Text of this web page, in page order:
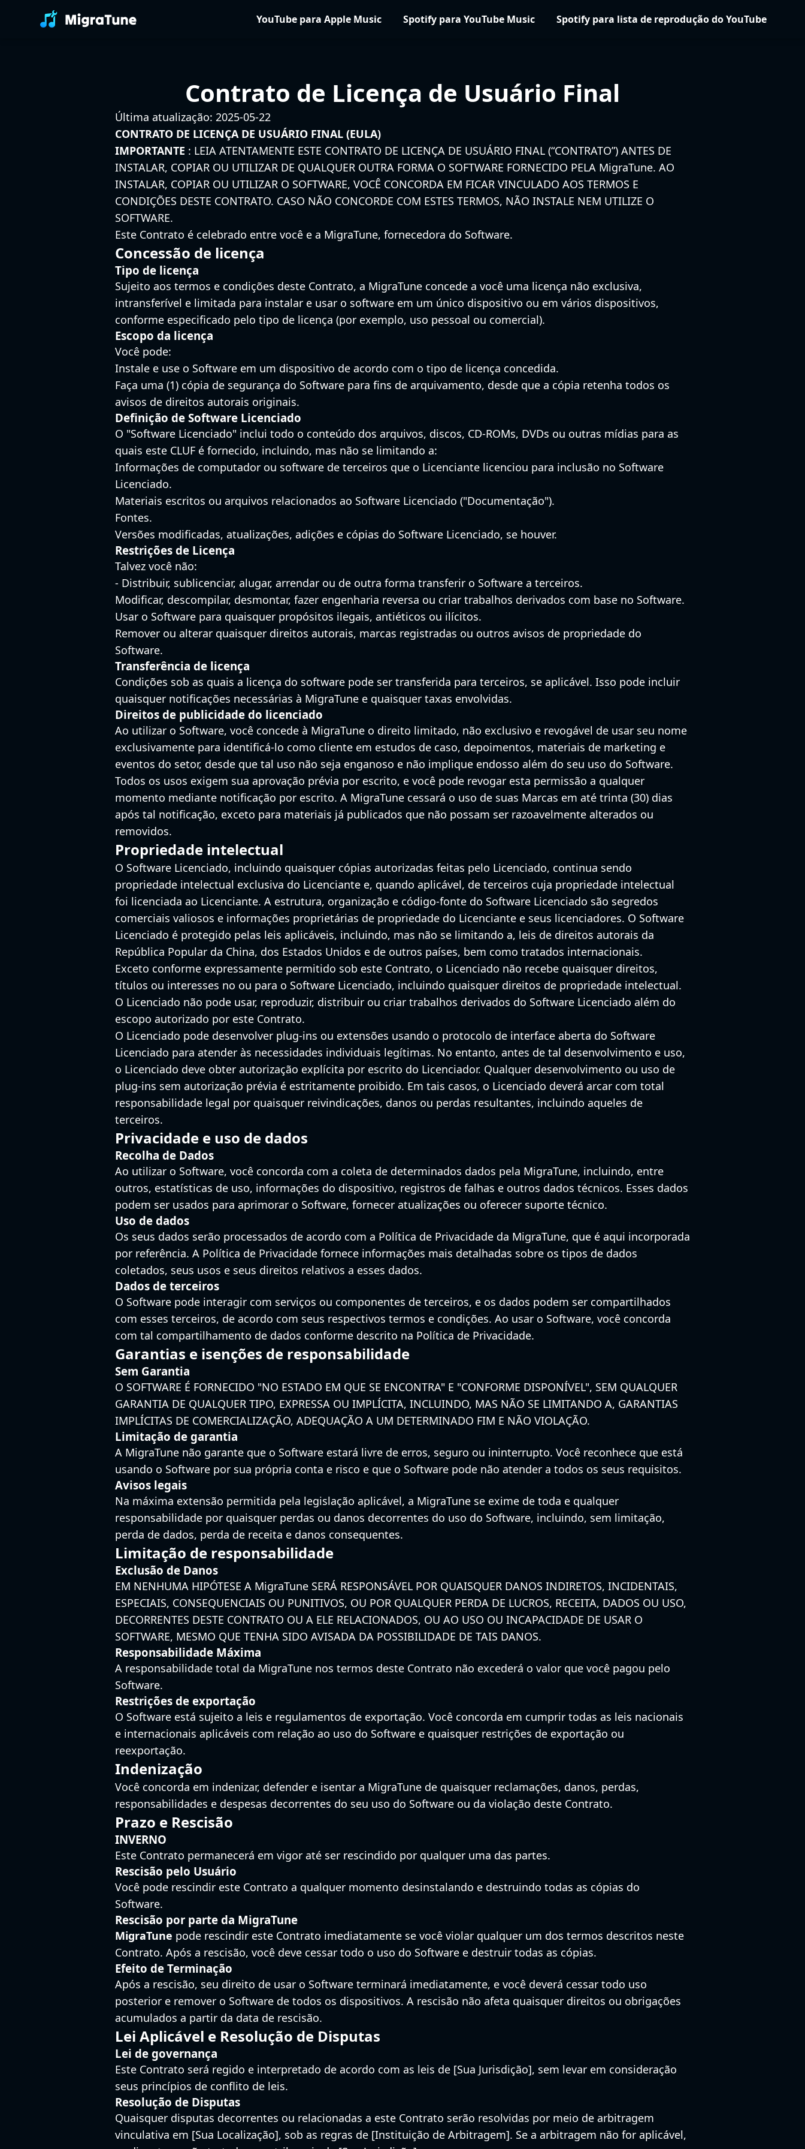
YouTube para Apple Music Spotify para YouTube Music Spotify para lista de reprodução do YouTube
Contrato de Licença de Usuário Final
Última atualização: 2025-05-22
CONTRATO DE LICENÇA DE USUÁRIO FINAL (EULA)
IMPORTANTE : LEIA ATENTAMENTE ESTE CONTRATO DE LICENÇA DE USUÁRIO FINAL (“CONTRATO”) ANTES DE
INSTALAR, COPIAR OU UTILIZAR DE QUALQUER OUTRA FORMA O SOFTWARE FORNECIDO PELA MigraTune. AO
INSTALAR, COPIAR OU UTILIZAR O SOFTWARE, VOCÊ CONCORDA EM FICAR VINCULADO AOS TERMOS E
CONDIÇÕES DESTE CONTRATO. CASO NÃO CONCORDE COM ESTES TERMOS, NÃO INSTALE NEM UTILIZE O
SOFTWARE.
Este Contrato é celebrado entre você e a MigraTune, fornecedora do Software.
Concessão de licença
Tipo de licença
Sujeito aos termos e condições deste Contrato, a MigraTune concede a você uma licença não exclusiva,
intransferível e limitada para instalar e usar o software em um único dispositivo ou em vários dispositivos,
conforme especificado pelo tipo de licença (por exemplo, uso pessoal ou comercial).
Escopo da licença
Você pode:
Instale e use o Software em um dispositivo de acordo com o tipo de licença concedida.
Faça uma (1) cópia de segurança do Software para fins de arquivamento, desde que a cópia retenha todos os
avisos de direitos autorais originais.
Definição de Software Licenciado
O "Software Licenciado" inclui todo o conteúdo dos arquivos, discos, CD-ROMs, DVDs ou outras mídias para as
quais este CLUF é fornecido, incluindo, mas não se limitando a:
Informações de computador ou software de terceiros que o Licenciante licenciou para inclusão no Software
Licenciado.
Materiais escritos ou arquivos relacionados ao Software Licenciado ("Documentação").
Fontes.
Versões modificadas, atualizações, adições e cópias do Software Licenciado, se houver.
Restrições de Licença
Talvez você não:
- Distribuir, sublicenciar, alugar, arrendar ou de outra forma transferir o Software a terceiros.
Modificar, descompilar, desmontar, fazer engenharia reversa ou criar trabalhos derivados com base no Software.
Usar o Software para quaisquer propósitos ilegais, antiéticos ou ilícitos.
Remover ou alterar quaisquer direitos autorais, marcas registradas ou outros avisos de propriedade do
Software.
Transferência de licença
Condições sob as quais a licença do software pode ser transferida para terceiros, se aplicável. Isso pode incluir
quaisquer notificações necessárias à MigraTune e quaisquer taxas envolvidas.
Direitos de publicidade do licenciado
Ao utilizar o Software, você concede à MigraTune o direito limitado, não exclusivo e revogável de usar seu nome
exclusivamente para identificá-lo como cliente em estudos de caso, depoimentos, materiais de marketing e
eventos do setor, desde que tal uso não seja enganoso e não implique endosso além do seu uso do Software.
Todos os usos exigem sua aprovação prévia por escrito, e você pode revogar esta permissão a qualquer
momento mediante notificação por escrito. A MigraTune cessará o uso de suas Marcas em até trinta (30) dias
após tal notificação, exceto para materiais já publicados que não possam ser razoavelmente alterados ou
removidos.
Propriedade intelectual
O Software Licenciado, incluindo quaisquer cópias autorizadas feitas pelo Licenciado, continua sendo
propriedade intelectual exclusiva do Licenciante e, quando aplicável, de terceiros cuja propriedade intelectual
foi licenciada ao Licenciante. A estrutura, organização e código-fonte do Software Licenciado são segredos
comerciais valiosos e informações proprietárias de propriedade do Licenciante e seus licenciadores. O Software
Licenciado é protegido pelas leis aplicáveis, incluindo, mas não se limitando a, leis de direitos autorais da
República Popular da China, dos Estados Unidos e de outros países, bem como tratados internacionais.
Exceto conforme expressamente permitido sob este Contrato, o Licenciado não recebe quaisquer direitos,
títulos ou interesses no ou para o Software Licenciado, incluindo quaisquer direitos de propriedade intelectual.
O Licenciado não pode usar, reproduzir, distribuir ou criar trabalhos derivados do Software Licenciado além do
escopo autorizado por este Contrato.
O Licenciado pode desenvolver plug-ins ou extensões usando o protocolo de interface aberta do Software
Licenciado para atender às necessidades individuais legítimas. No entanto, antes de tal desenvolvimento e uso,
o Licenciado deve obter autorização explícita por escrito do Licenciador. Qualquer desenvolvimento ou uso de
plug-ins sem autorização prévia é estritamente proibido. Em tais casos, o Licenciado deverá arcar com total
responsabilidade legal por quaisquer reivindicações, danos ou perdas resultantes, incluindo aqueles de
terceiros.
Privacidade e uso de dados
Recolha de Dados
Ao utilizar o Software, você concorda com a coleta de determinados dados pela MigraTune, incluindo, entre
outros, estatísticas de uso, informações do dispositivo, registros de falhas e outros dados técnicos. Esses dados
podem ser usados ​​para aprimorar o Software, fornecer atualizações ou oferecer suporte técnico.
Uso de dados
Os seus dados serão processados ​​de acordo com a Política de Privacidade da MigraTune, que é aqui incorporada
por referência. A Política de Privacidade fornece informações mais detalhadas sobre os tipos de dados
coletados, seus usos e seus direitos relativos a esses dados.
Dados de terceiros
O Software pode interagir com serviços ou componentes de terceiros, e os dados podem ser compartilhados
com esses terceiros, de acordo com seus respectivos termos e condições. Ao usar o Software, você concorda
com tal compartilhamento de dados conforme descrito na Política de Privacidade.
Garantias e isenções de responsabilidade
Sem Garantia
O SOFTWARE É FORNECIDO "NO ESTADO EM QUE SE ENCONTRA" E "CONFORME DISPONÍVEL", SEM QUALQUER
GARANTIA DE QUALQUER TIPO, EXPRESSA OU IMPLÍCITA, INCLUINDO, MAS NÃO SE LIMITANDO A, GARANTIAS
IMPLÍCITAS DE COMERCIALIZAÇÃO, ADEQUAÇÃO A UM DETERMINADO FIM E NÃO VIOLAÇÃO.
Limitação de garantia
A MigraTune não garante que o Software estará livre de erros, seguro ou ininterrupto. Você reconhece que está
usando o Software por sua própria conta e risco e que o Software pode não atender a todos os seus requisitos.
Avisos legais
Na máxima extensão permitida pela legislação aplicável, a MigraTune se exime de toda e qualquer
responsabilidade por quaisquer perdas ou danos decorrentes do uso do Software, incluindo, sem limitação,
perda de dados, perda de receita e danos consequentes.
Limitação de responsabilidade
Exclusão de Danos
EM NENHUMA HIPÓTESE A MigraTune SERÁ RESPONSÁVEL POR QUAISQUER DANOS INDIRETOS, INCIDENTAIS,
ESPECIAIS, CONSEQUENCIAIS OU PUNITIVOS, OU POR QUALQUER PERDA DE LUCROS, RECEITA, DADOS OU USO,
DECORRENTES DESTE CONTRATO OU A ELE RELACIONADOS, OU AO USO OU INCAPACIDADE DE USAR O
SOFTWARE, MESMO QUE TENHA SIDO AVISADA DA POSSIBILIDADE DE TAIS DANOS.
Responsabilidade Máxima
A responsabilidade total da MigraTune nos termos deste Contrato não excederá o valor que você pagou pelo
Software.
Restrições de exportação
O Software está sujeito a leis e regulamentos de exportação. Você concorda em cumprir todas as leis nacionais
e internacionais aplicáveis ​​com relação ao uso do Software e quaisquer restrições de exportação ou
reexportação.
Indenização
Você concorda em indenizar, defender e isentar a MigraTune de quaisquer reclamações, danos, perdas,
responsabilidades e despesas decorrentes do seu uso do Software ou da violação deste Contrato.
Prazo e Rescisão
INVERNO
Este Contrato permanecerá em vigor até ser rescindido por qualquer uma das partes.
Rescisão pelo Usuário
Você pode rescindir este Contrato a qualquer momento desinstalando e destruindo todas as cópias do
Software.
Rescisão por parte da MigraTune
MigraTune pode rescindir este Contrato imediatamente se você violar qualquer um dos termos descritos neste
Contrato. Após a rescisão, você deve cessar todo o uso do Software e destruir todas as cópias.
Efeito de Terminação
Após a rescisão, seu direito de usar o Software terminará imediatamente, e você deverá cessar todo uso
posterior e remover o Software de todos os dispositivos. A rescisão não afeta quaisquer direitos ou obrigações
acumulados a partir da data de rescisão.
Lei Aplicável e Resolução de Disputas
Lei de governança
Este Contrato será regido e interpretado de acordo com as leis de [Sua Jurisdição], sem levar em consideração
seus princípios de conflito de leis.
Resolução de Disputas
Quaisquer disputas decorrentes ou relacionadas a este Contrato serão resolvidas por meio de arbitragem
vinculativa em [Sua Localização], sob as regras de [Instituição de Arbitragem]. Se a arbitragem não for aplicável,